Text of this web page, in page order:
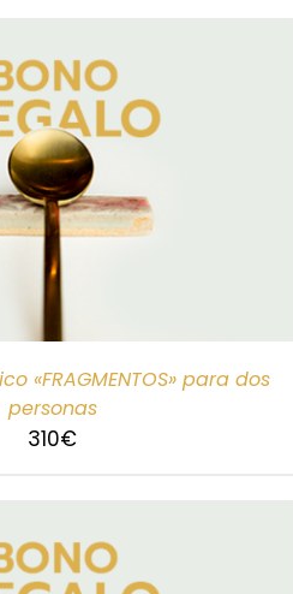
«FRAGMENTOS» para dos
personas
310€
IMPORTE